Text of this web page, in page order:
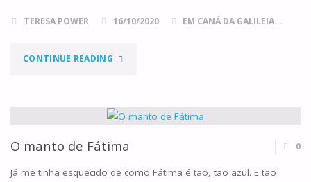
TERESA POWER 16/10/2020 EM CANÁ DA GALILEIA...
CONTINUE READING"DOMINGO
DO
COMUM,
O manto de Fátima 0
Já me tinha esquecido de como Fátima é tão, tão azul. E tão